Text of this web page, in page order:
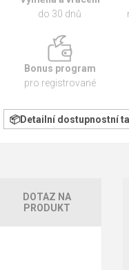
do 30 dnů
Bonus program
pro registrované
Detailní dostupnostní
DOTAZ NA
PRODUKT